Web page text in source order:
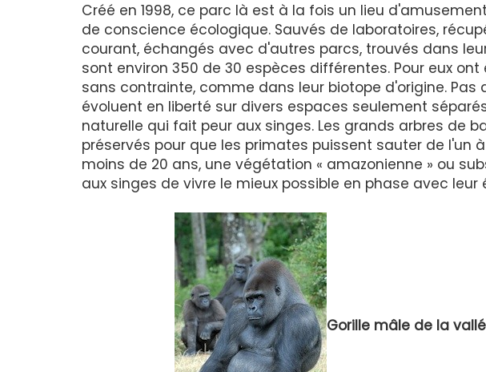
Créé en 1998, ce parc là est à la fois un lieu
de conscience écologique. Sauvés de laboratoires,
courant, échangés avec d'autres parcs, trouvés dans
sont environ 350 de 30 espèces différentes. Pour eux
sans contrainte, comme dans leur biotope d'origine. Pas
évoluent en liberté sur divers espaces seulement
naturelle qui fait peur aux singes. Les grands arbres de
préservés pour que les primates puissent sauter de l'un
moins de 20 ans, une végétation « amazonienne » ou
aux singes de vivre le mieux possible en phase avec
Gorille mâle de la